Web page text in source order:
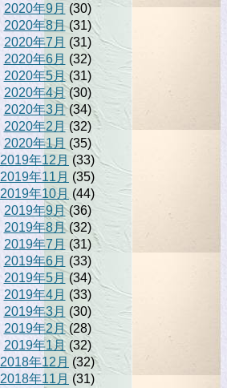
2020年9月(30)
2020年8月(31)
2020年7月 (31)
2020年6月 (32)
2020年5月(31)
2020年4月(30)
2020年3月(34)
2020年2月(32)
2020年1月 (35)
2019年12月 (33)
2019年11月 (35)
2019年10月 (44)
2019年9月(36)
2019年8月(32)
2019年7月 (31)
2019年6月 (33)
2019年5月 (34)
2019年4月 (33)
2019年3月 (30)
2019年2月(28)
2019年1月(32)
2018年12月 (32)
2018年11月 (31)